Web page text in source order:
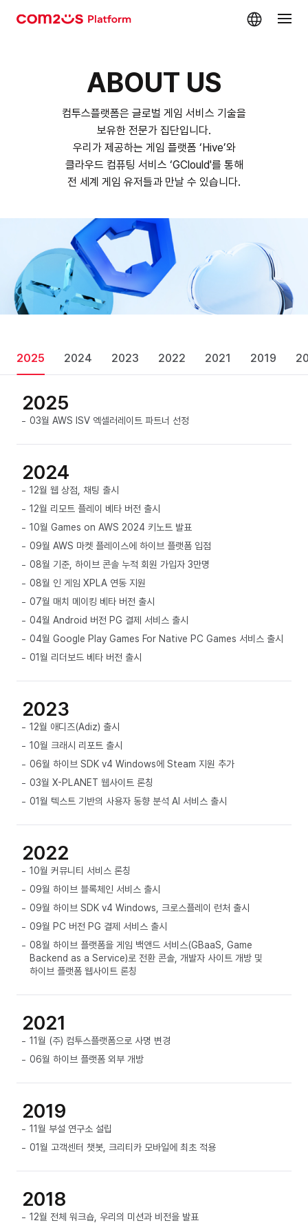
ABOUT US
컴투스플랫폼은 글로벌 게임 서비스 기술을
보유한 전문가 집단입니다.
우리가 제공하는 게임 플랫폼 ‘Hive’와
클라우드 컴퓨팅 서비스 ‘GClould'를 통해
전 세계 게임 유저들과 만날 수 있습니다.
2025 2024 2023 2022 2021 2019
2025
03월 AWS ISV 엑셀러레이트 파트너 선정
2024
12월 웹 상점, 채팅 출시
12월 리모트 플레이 베타 버전 출시
10월 Games on AWS 2024 키노트 발표
09월 AWS 마켓 플레이스에 하이브 플랫폼 입점
08월 기준, 하이브 콘솔 누적 회원 가입자 3만명
08월 인 게임 XPLA 연동 지원
07월 매치 메이킹 베타 버전 출시
04월 Android 버전 PG 결제 서비스 출시
04월 Google Play Games For Native PC Games 서비스 출시
01월 리더보드 베타 버전 출시
2023
12월 애디즈(Adiz) 출시
10월 크래시 리포트 출시
06월 하이브 SDK v4 Windows에 Steam 지원 추가
03월 X-PLANET 웹사이트 론칭
01월 텍스트 기반의 사용자 동향 분석 AI 서비스 출시
2022
10월 커뮤니티 서비스 론칭
09월 하이브 블록체인 서비스 출시
09월 하이브 SDK v4 Windows, 크로스플레이 런처 출시
09월 PC 버전 PG 결제 서비스 출시
08월 하이브 플랫폼을 게임 백앤드 서비스(GBaaS, Game
Backend as a Service)로 전환 콘솔, 개발자 사이트 개방 및
하이브 플랫폼 웹사이트 론칭
2021
11월 (주) 컴투스플랫폼으로 사명 변경
06월 하이브 플랫폼 외부 개방
2019
11월 부설 연구소 설립
01월 고객센터 챗봇, 크리티카 모바일에 최초 적용
2018
12월 전체 워크숍, 우리의 미션과 비전을 발표